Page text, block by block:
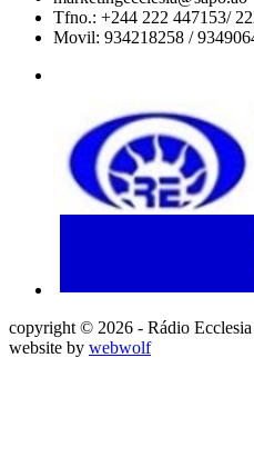
Tfno.: +244 222 447153/
Movil: 934218258 /
copyright © 2026 - Rádio Ecclesia
website by webwolf